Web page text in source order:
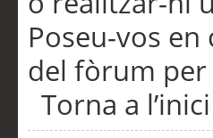
Poseu-vos
del fòrum per
Torna a l’inici